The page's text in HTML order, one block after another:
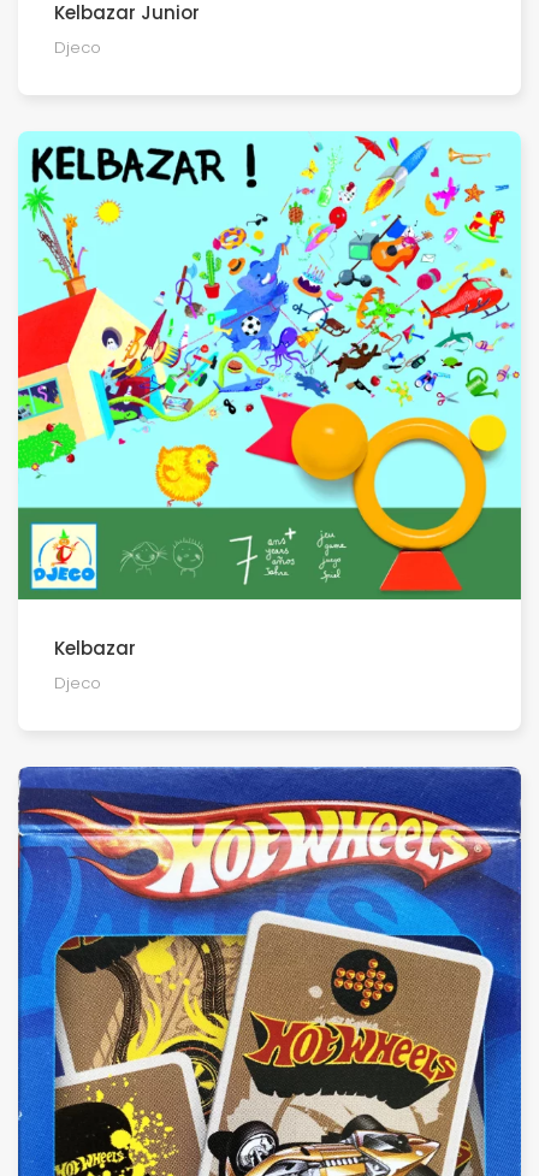
Kelbazar Junior
Djeco
Kelbazar
Djeco